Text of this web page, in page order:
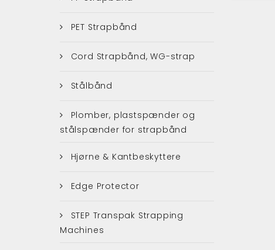
PET Strapbånd
Cord Strapbånd, WG-strap
Stålbånd
Plomber, plastspænder og
stålspænder for strapbånd
Hjørne & Kantbeskyttere
Edge Protector
STEP Transpak Strapping
Machines